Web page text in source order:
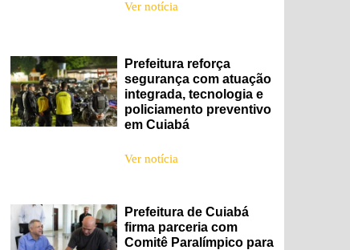
Ver notícia
Prefeitura reforça
segurança com atuação
integrada, tecnologia e
policiamento preventivo
em Cuiabá
Ver notícia
Prefeitura de Cuiabá
firma parceria com
Comitê Paralímpico para